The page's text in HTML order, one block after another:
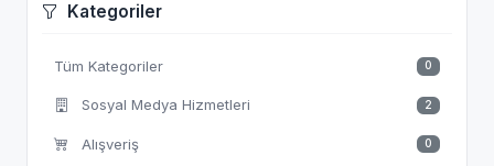
Kategoriler
Tüm Kategoriler 0
Sosyal Medya Hizmetleri 2
Alışveriş 0